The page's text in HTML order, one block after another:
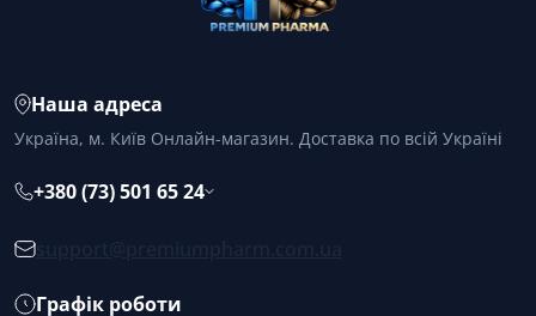
Наша адреса
Україна, м. Київ Онлайн-магазин. Доставка по всій Україні
+380 (73) 501 65 24
Графік роботи